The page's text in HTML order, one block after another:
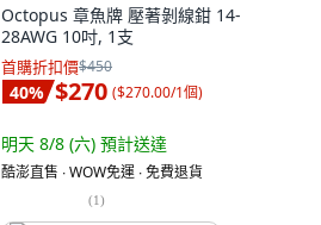
Octopus 章魚牌 壓著剝線鉗 14-
28AWG 10吋, 1支
首購折扣價$450
40% $270 ($270.00/1個)
明天 8/8 (六) 預計送達
酷澎直售 ∙ WOW免運 ∙ 免費退貨
(1)